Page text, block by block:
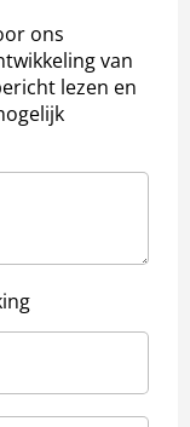
ons
van
lezen en